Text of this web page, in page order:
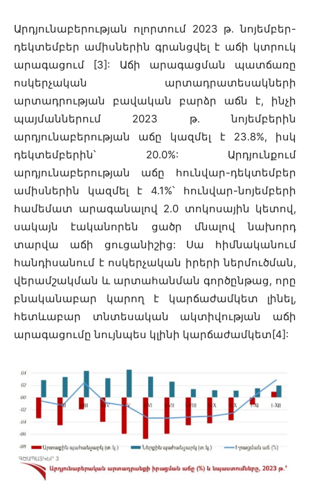
Արդյունաբերության ոլորտում 2023 թ. նոյեմբեր-
դեկտեմբեր ամիսներին գրանցվել է աճի կտրուկ
արագացում [3]: Աճի արագացման պատճառը
ոսկերչական արտադրատեսակների
արտադրության բավական բարձր աճն է, ինչի
պայմաններում 2023 թ. նոյեմբերին
արդյունաբերության աճը կազմել է 23.8%, իսկ
դեկտեմբերին՝ 20.0%: Արդյունքում
արդյունաբերության աճը հունվար-դեկտեմբեր
ամիսներին կազմել է 4.1%՝ հունվար-նոյեմբերի
համեմատ արագանալով 2.0 տոկոսային կետով,
սակայն էականորեն ցածր մնալով նախորդ
տարվա աճի ցուցանիշից: Սա հիմնականում
հանդիսանում է ոսկերչական իրերի ներմուծման,
վերամշակման և արտահանման գործընթաց, որը
բնականաբար կարող է կարճաժամկետ լինել,
հետևաբար տնտեսական ակտիվության աճի
արագացումը նույնպես կլինի կարճաժամկետ[4]: